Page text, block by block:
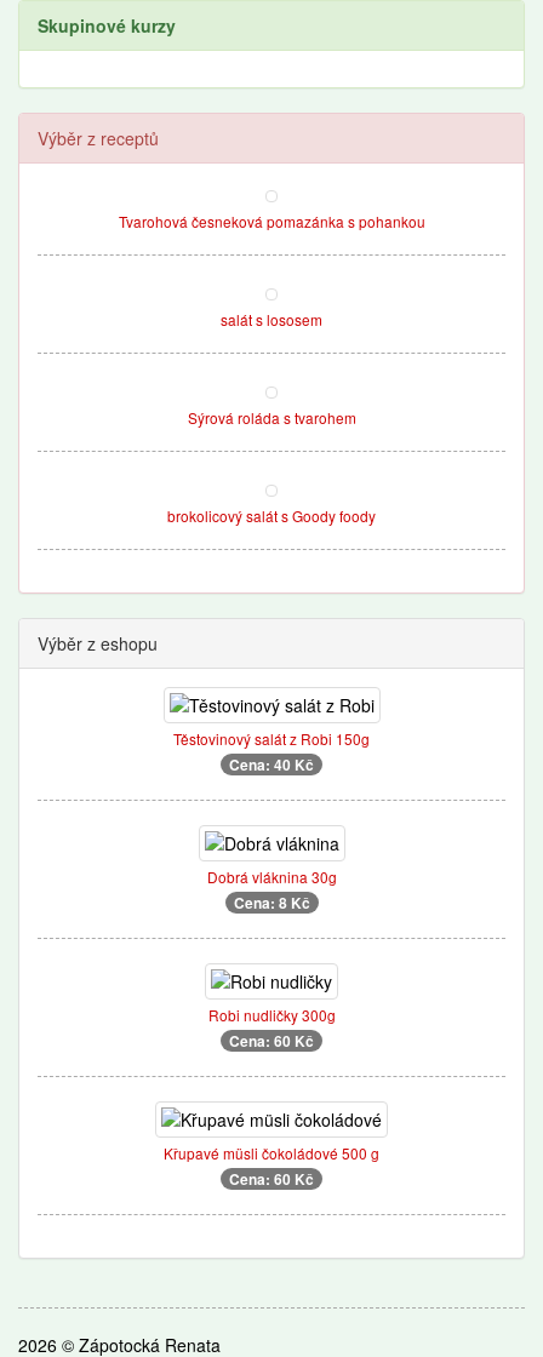
Skupinové kurzy
Výběr z receptů
Tvarohová česneková pomazánka s pohankou
salát s lososem
Sýrová roláda s tvarohem
brokolicový salát s Goody foody
Výběr z eshopu
Těstovinový salát z Robi 150g
Cena: 40 Kč
Dobrá vláknina 30g
Cena: 8 Kč
Robi nudličky 300g
Cena: 60 Kč
Křupavé müsli čokoládové 500 g
Cena: 60 Kč
2026 © Zápotocká Renata